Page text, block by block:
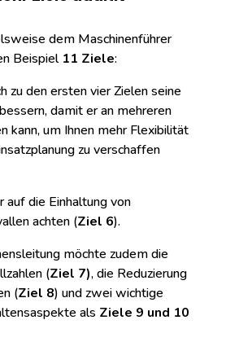
dem Maschinenführer
Beispiel 11 Ziele:
zu den ersten vier Zielen seine
damit er an mehreren
kann, um Ihnen mehr Flexibilität
zu verschaffen
die Einhaltung von
achten (Ziel 6).
möchte zudem die
(Ziel 7), die Reduzierung
(Ziel 8) und zwei wichtige
als Ziele 9 und 10